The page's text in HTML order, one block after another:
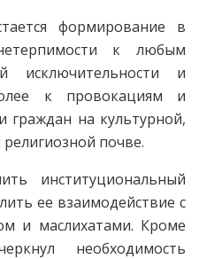
формирование в
к любым
исключительности и
к провокациям и
на культурной,
почве.
институциональный
ее взаимодействие с
и маслихатами. Кроме
необходимость